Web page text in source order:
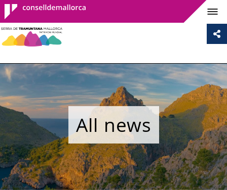
Consell de
Mallorca
All news